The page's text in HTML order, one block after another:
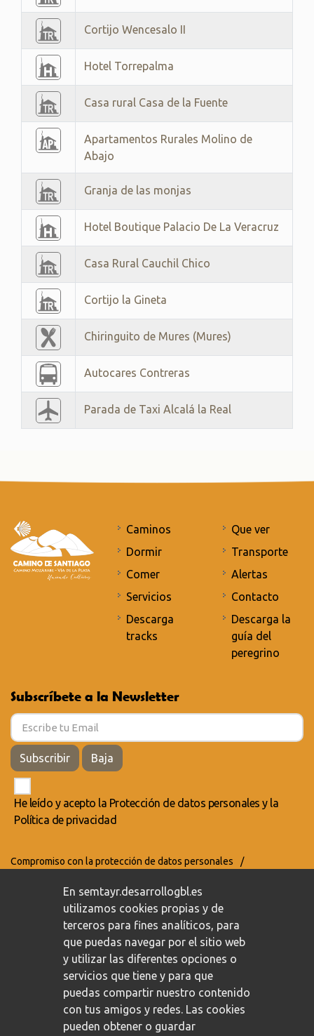
Cortijo Wencesalo II
Hotel Torrepalma
Casa rural Casa de la Fuente
Apartamentos Rurales Molino de
Abajo
Granja de las monjas
Hotel Boutique Palacio De La Veracruz
Casa Rural Cauchil Chico
Cortijo la Gineta
Chiringuito de Mures (Mures)
Autocares Contreras
Parada de Taxi Alcalá la Real
Caminos
Dormir
Comer
Servicios
Descarga
tracks
Que ver
Transporte
Alertas
Contacto
Descarga la
guía del
peregrino
Subscríbete a la Newsletter
Subscribir Baja
He leído y acepto la Protección de datos personales y la
Política de privacidad
Compromiso con la protección de datos personales
/
En semtayr.desarrollogbl.es
utilizamos cookies propias y de
terceros para fines analíticos, para
que puedas navegar por el sitio web
y utilizar las diferentes opciones o
servicios que tiene y para que
puedas compartir nuestro contenido
con tus amigos y redes. Las cookies
pueden obtener o guardar